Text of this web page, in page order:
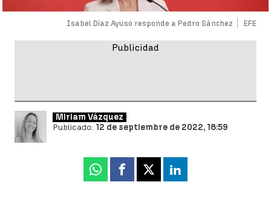
Isabel Díaz Ayuso responde a Pedro Sánchez EFE
Miriam Vázquez
Publicado: 12 de septiembre de 2022, 18:59
Whatsapp
Facebook
X Linkedin